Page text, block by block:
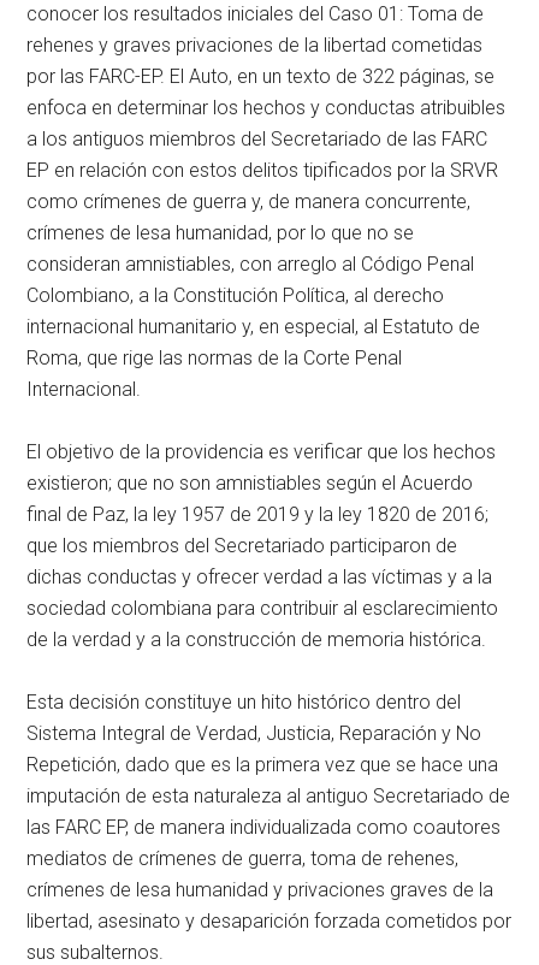
conocer los resultados iniciales del Caso 01: Toma de
rehenes y graves privaciones de la libertad cometidas
por las FARC-EP. El Auto, en un texto de 322 páginas, se
enfoca en determinar los hechos y conductas atribuibles
a los antiguos miembros del Secretariado de las FARC
EP en relación con estos delitos tipificados por la SRVR
como crímenes de guerra y, de manera concurrente,
crímenes de lesa humanidad, por lo que no se
consideran amnistiables, con arreglo al Código Penal
Colombiano, a la Constitución Política, al derecho
internacional humanitario y, en especial, al Estatuto de
Roma, que rige las normas de la Corte Penal
Internacional.
El objetivo de la providencia es verificar que los hechos
existieron; que no son amnistiables según el Acuerdo
final de Paz, la ley 1957 de 2019 y la ley 1820 de 2016;
que los miembros del Secretariado participaron de
dichas conductas y ofrecer verdad a las víctimas y a la
sociedad colombiana para contribuir al esclarecimiento
de la verdad y a la construcción de memoria histórica.
Esta decisión constituye un hito histórico dentro del
Sistema Integral de Verdad, Justicia, Reparación y No
Repetición, dado que es la primera vez que se hace una
imputación de esta naturaleza al antiguo Secretariado de
las FARC EP, de manera individualizada como coautores
mediatos de crímenes de guerra, toma de rehenes,
crímenes de lesa humanidad y privaciones graves de la
libertad, asesinato y desaparición forzada cometidos por
sus subalternos.